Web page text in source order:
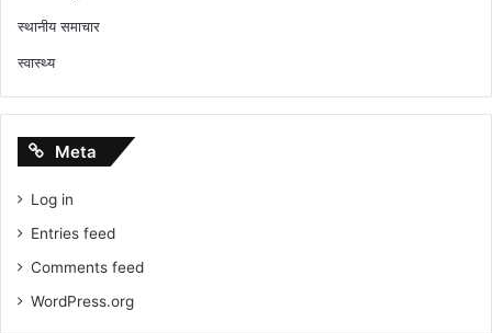
स्थानीय समाचार
स्वास्थ्य
Meta
Log in
Entries feed
Comments feed
WordPress.org